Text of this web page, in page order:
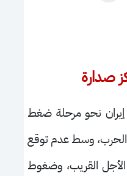
صدارة
نحو مرحلة ضغط
الحرب، وسط عدم توقع
القريب، وضغوط